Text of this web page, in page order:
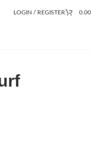
LOGIN / REGISTER